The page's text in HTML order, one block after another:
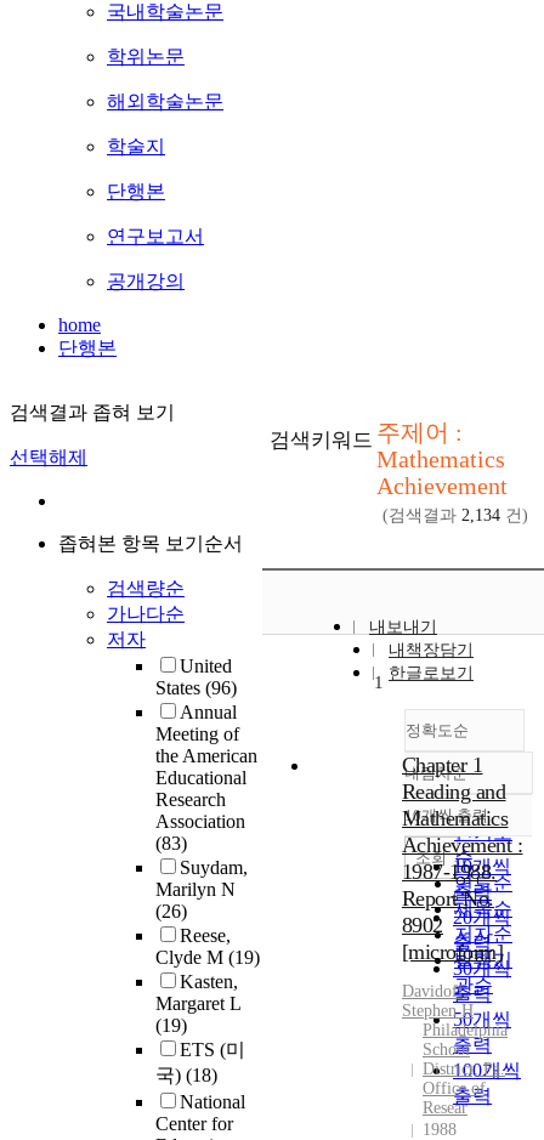
국내학술논문
학위논문
해외학술논문
학술지
단행본
연구보고서
공개강의
home
단행본
검색결과 좁혀 보기
선택해제
좁혀본 항목 보기순서
검색량순
가나다순
저자
United
States (96)
Annual
Meeting of
the American
Educational
Research
Association
(83)
Suydam,
Marilyn N
(26)
Reese,
Clyde M (19)
Kasten,
Margaret L
(19)
ETS (미
국) (18)
National
Center for
검색키워드 주제어 :
Mathematics
Achievement
(검색결과 2,134 건)
내보내기
내책장담기
한글로보기
정확도순
정확도
순
인기도
순
연도순
제목순
저자순
발행기
관순
내림차순
내림차순
10개씩 출력
10개씩
출력
20개씩
출력
30개씩
출력
50개씩
출력
100개씩
출력
조회
1
Chapter 1
Reading and
Mathematics
Achievement :
1987-1988.
Report No.
8902
[microform]
Davidoff,
Stephen H
Philadelphia
School
District, Pa.
Office of
Resear
1988